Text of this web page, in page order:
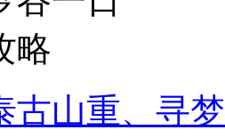
古山重、寻